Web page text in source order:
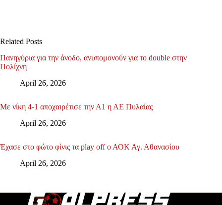
Related Posts
Πανηγύρια για την άνοδο, ανυπομονούν για το double στην
Πολίχνη
April 26, 2026
Με νίκη 4-1 αποχαιρέτισε την Α1 η ΑΕ Πυλαίας
April 26, 2026
Έχασε στο φώτο φίνις τα play off ο ΑΟΚ Αγ. Αθανασίου
April 26, 2026